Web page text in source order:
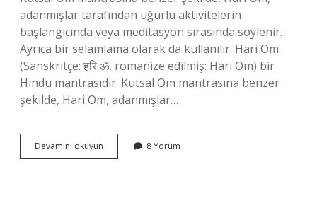
adanmışlar tarafından uğurlu aktivitelerin
başlangıcında veya meditasyon sırasında söylenir.
Ayrıca bir selamlama olarak da kullanılır. Hari Om
(Sanskritçe: हरि ॐ, romanize edilmiş: Hari Om) bir
Hindu mantrasıdır. Kutsal Om mantrasına benzer
şekilde, Hari Om, adanmışlar…
Devamını okuyun
Hari
8 Yorum